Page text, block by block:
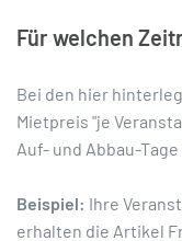
Für welchen
Bei den hier
Mietpreis "je
Auf- und Abbau-
Beispiel: Ihre
erhalten die Artikel